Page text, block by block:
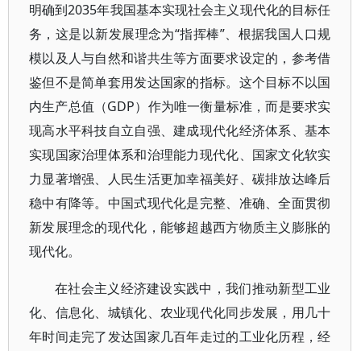
明确到2035年我国基本实现社会主义现代化的目标任
务，这是以新发展理念为“指挥棒”、根据我国人口规
模以及人与自然和谐共生等方面要求设定的，参考借
鉴但不是简单套用发达国家的指标。这个目标不以国
内生产总值（GDP）作为唯一衡量标准，而是要求实
现高水平科技自立自强、建成现代化经济体系、基本
实现国家治理体系和治理能力现代化、国家文化软实
力显著增强、人民生活更加幸福美好、碳排放达峰后
稳中有降等。中国式现代化是完整、准确、全面贯彻
新发展理念的现代化，能够超越西方物质主义膨胀的
现代化。
在社会主义经济建设实践中，我们推动新型工业
化、信息化、城镇化、农业现代化同步发展，用几十
年时间走完了发达国家几百年走过的工业化历程，经